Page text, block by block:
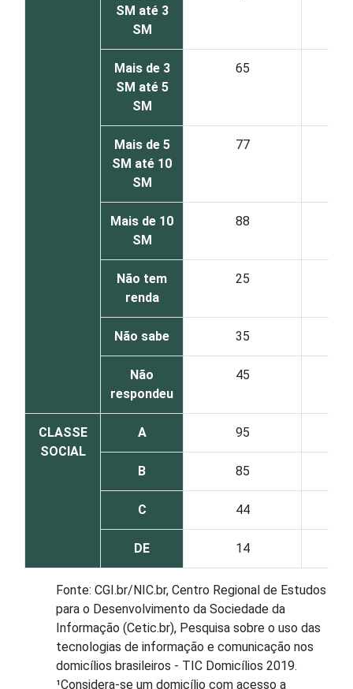
SM até 3
SM
Mais de 3
SM até 5
SM
65
Mais de 5
SM até 10
SM
77
Mais de 10
SM
88
Não tem
renda
25
Não sabe 35
Não
respondeu
45
CLASSE
SOCIAL
A 95
B 85
C 44
DE 14
Fonte: CGI.br/NIC.br, Centro Regional de Estudos
para o Desenvolvimento da Sociedade da
Informação (Cetic.br), Pesquisa sobre o uso das
tecnologias de informação e comunicação nos
domicílios brasileiros - TIC Domicílios 2019.
¹Considera-se um domicílio com acesso a